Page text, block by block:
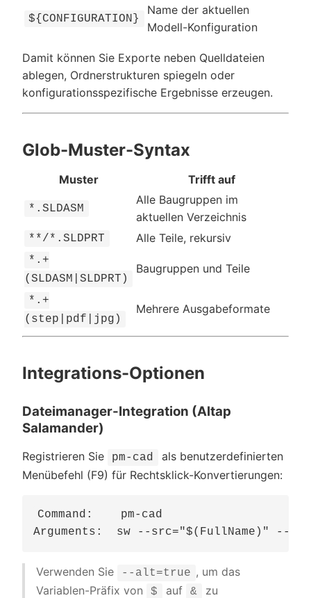
${CONFIGURATION}
Name der aktuellen
Modell-Konfiguration
Damit können Sie Exporte neben Quelldateien
ablegen, Ordnerstrukturen spiegeln oder
konfigurationsspezifische Ergebnisse erzeugen.
Glob-Muster-Syntax
Muster Trifft auf
*.SLDASM
Alle Baugruppen im
aktuellen Verzeichnis
**/*.SLDPRT Alle Teile, rekursiv
*.+
(SLDASM|SLDPRT)
Baugruppen und Teile
*.+
(step|pdf|jpg)
Mehrere Ausgabeformate
Integrations-Optionen
Dateimanager-Integration (Altap
Salamander)
Registrieren Sie pm-cad
als benutzerdefinierten
Menübefehl (F9) für Rechtsklick-Konvertierungen:
Command:    pm-cad
Verwenden Sie --alt=true , um das
Variablen-Präfix von
$ auf & zu